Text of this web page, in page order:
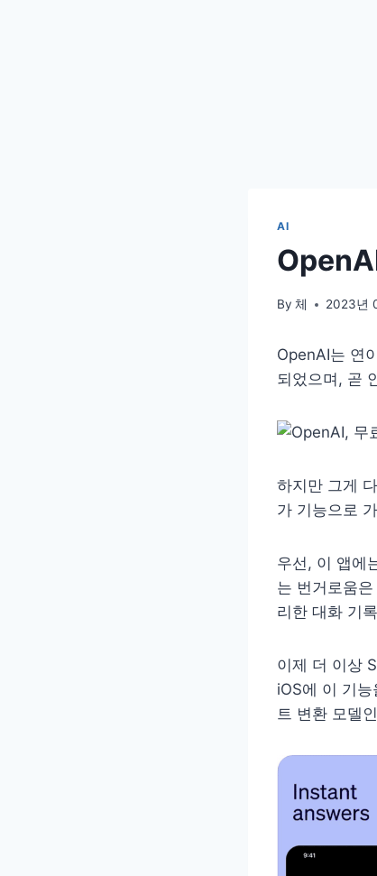
AI
By 체 2023년
OpenAI는 연
되었으며, 곧
하지만 그게
가 기능으로
우선, 이 앱에
는 번거로움
리한 대화 기
이제 더 이상
iOS에 이 기
트 변환 모델